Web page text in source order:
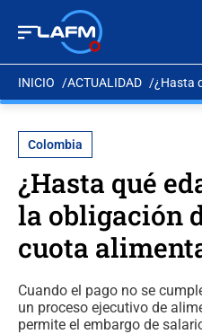
INICIO ACTUALIDAD ¿Hasta
Colombia
¿Hasta qué
la obligación
cuota
Cuando el pago no se
un proceso ejecutivo de
permite el embargo de